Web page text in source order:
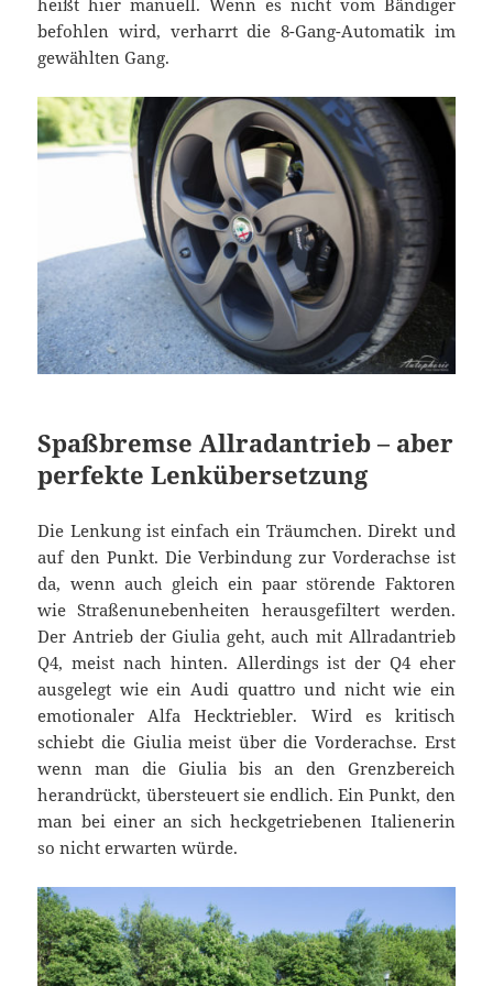
befohlen wird, verharrt die 8-Gang-Automatik im
gewählten Gang.
Spaßbremse Allradantrieb – aber
perfekte Lenkübersetzung
Die Lenkung ist einfach ein Träumchen. Direkt und
auf den Punkt. Die Verbindung zur Vorderachse ist
da, wenn auch gleich ein paar störende Faktoren
wie Straßenunebenheiten herausgefiltert werden.
Der Antrieb der Giulia geht, auch mit Allradantrieb
Q4, meist nach hinten. Allerdings ist der Q4 eher
ausgelegt wie ein Audi quattro und nicht wie ein
emotionaler Alfa Hecktriebler. Wird es kritisch
schiebt die Giulia meist über die Vorderachse. Erst
wenn man die Giulia bis an den Grenzbereich
herandrückt, übersteuert sie endlich. Ein Punkt, den
man bei einer an sich heckgetriebenen Italienerin
so nicht erwarten würde.